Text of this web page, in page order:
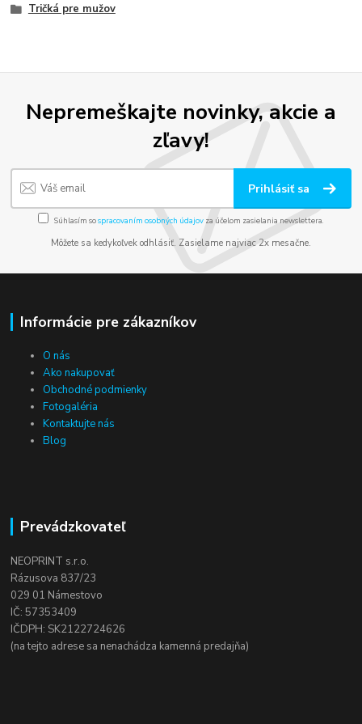
Tričká pre mužov
Nepremeškajte novinky, akcie a
zľavy!
Prihlásiť sa
Súhlasím sospracovaním osobných údajov za účelom zasielania newslettera.
Môžete sa kedykoľvek odhlásiť. Zasielame najviac 2x mesačne.
Informácie pre zákazníkov
O nás
Ako nakupovať
Obchodné podmienky
Fotogaléria
Kontaktujte nás
Blog
Prevádzkovateľ
NEOPRINT s.r.o.
Rázusova 837/23
029 01 Námestovo
IČ: 57353409
IČDPH: SK2122724626
(na tejto adrese sa nenachádza kamenná predajňa)